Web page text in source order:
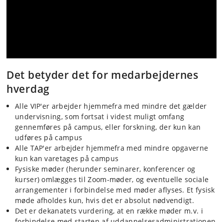
Det betyder det for medarbejdernes
hverdag
Alle VIP'er arbejder hjemmefra med mindre det gælder
undervisning, som fortsat i videst muligt omfang
gennemføres på campus, eller forskning, der kun kan
udføres på campus
Alle TAP'er arbejder hjemmefra med mindre opgaverne
kun kan varetages på campus
Fysiske møder (herunder seminarer, konferencer og
kurser) omlægges til Zoom-møder, og eventuelle sociale
arrangementer i forbindelse med møder aflyses. Et fysisk
møde afholdes kun, hvis det er absolut nødvendigt.
Det er dekanatets vurdering, at en række møder m.v. i